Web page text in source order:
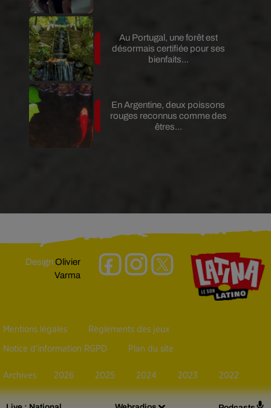
Au Portugal, une forêt est
désormais certifiée pour ses
bienfaits...
En Argentine, deux poissons
rouges reconnus comme des
êtres...
DesignOlivier
Varma
Mentions légales Règlements des jeux
Notice d’information RGPD Plan du site
Archives 2026 2025 2024 2023 2022